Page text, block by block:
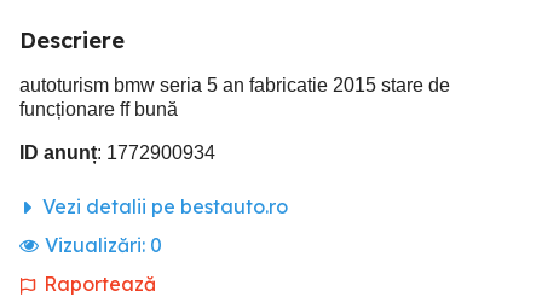
Descriere
autoturism bmw seria 5 an fabricatie 2015 stare de
funcționare ff bună
ID anunț: 1772900934
Vezi detalii pe bestauto.ro
Vizualizări: 0
Raportează